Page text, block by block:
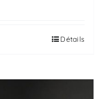
Détails